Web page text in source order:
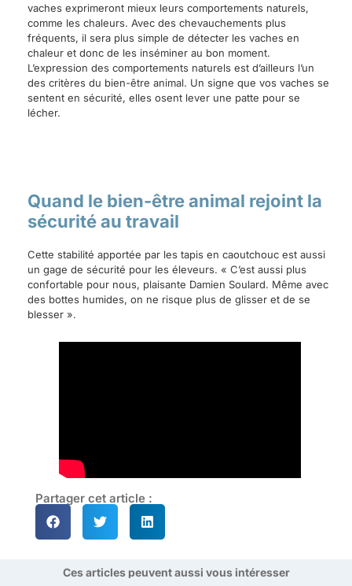
vaches exprimeront mieux leurs comportements naturels,
comme les chaleurs. Avec des chevauchements plus
fréquents, il sera plus simple de détecter les vaches en
chaleur et donc de les inséminer au bon moment.
L’expression des comportements naturels est d’ailleurs l’un
des critères du bien-être animal. Un signe que vos vaches se
sentent en sécurité, elles osent lever une patte pour se
lécher.
Quand le bien-être animal rejoint la
sécurité au travail
Cette stabilité apportée par les tapis en caoutchouc est aussi
un gage de sécurité pour les éleveurs. « C’est aussi plus
confortable pour nous, plaisante Damien Soulard. Même avec
des bottes humides, on ne risque plus de glisser et de se
blesser ».
Partager cet article :
Ces articles peuvent aussi vous intéresser